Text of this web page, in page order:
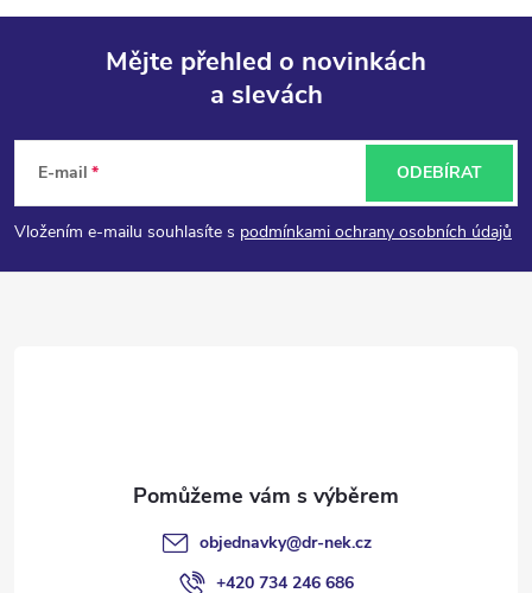
p
Mějte přehled o novinkách
a slevách
E-mail
Vložením e-mailu souhlasíte s podmínkami ochrany osobních údajů
ODEBÍRAT
objednavky@dr-nek.cz
+420 734 246 686